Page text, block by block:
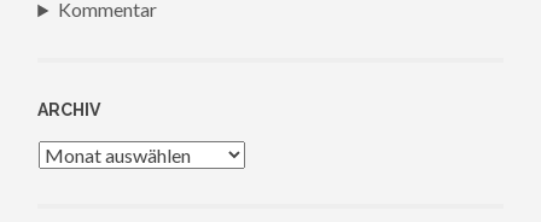
Kommentar
ARCHIV
Archiv